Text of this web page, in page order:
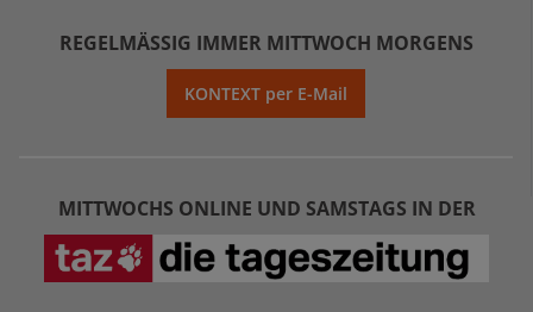
REGELMÄSSIG IMMER MITTWOCH MORGENS
KONTEXT per E-Mail
MITTWOCHS ONLINE UND SAMSTAGS IN DER